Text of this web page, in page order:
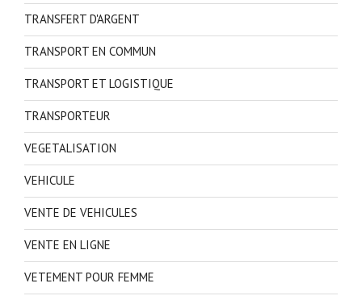
TRANSFERT D'ARGENT
TRANSPORT EN COMMUN
TRANSPORT ET LOGISTIQUE
TRANSPORTEUR
VEGETALISATION
VEHICULE
VENTE DE VEHICULES
VENTE EN LIGNE
VETEMENT POUR FEMME